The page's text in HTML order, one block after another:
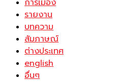
การเมือง
รายงาน
บทความ
สัมภาษณ์
ต่างประเทศ
english
อื่นๆ